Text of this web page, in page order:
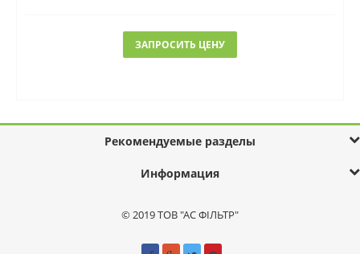
ЗАПРОСИТЬ ЦЕНУ
Рекомендуемые разделы
Информация
© 2019 ТОВ "АС ФІЛЬТР"